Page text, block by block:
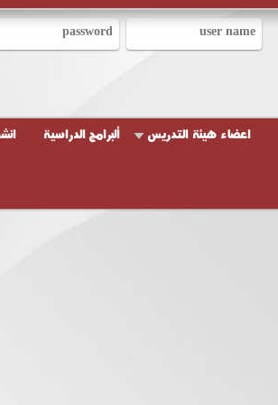
اعضاء هيئة التدريس ألبرامج الدراسية